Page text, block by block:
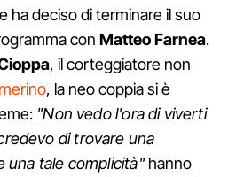
ha deciso di terminare il suo
con Matteo Farnea.
, il corteggiatore non
, la neo coppia si è
"Non vedo l'ora di viverti
di trovare una
una tale complicità"hanno